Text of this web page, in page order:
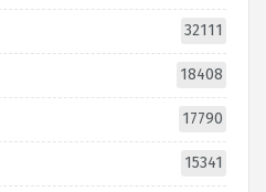
32111
18408
17790
15341